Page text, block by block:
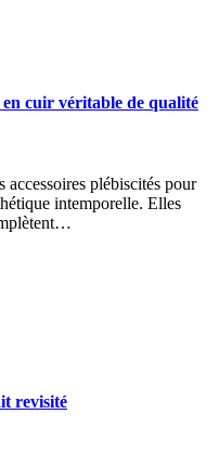
cuir véritable de qualité
accessoires plébiscités pour
intemporelle. Elles
revisité